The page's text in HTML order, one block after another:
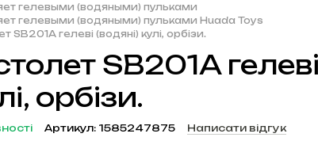
гелевыми (водяными) пульками
гелевыми (водяными) пульками Huada Toys
SB201A гелеві (водяні) кулі, орбізи.
SB201A
орбізи.
Артикул: 1585247875 Написати відгук